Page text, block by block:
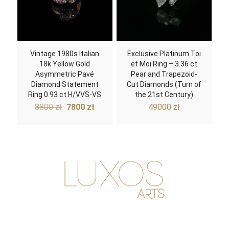
Vintage 1980s Italian
18k Yellow Gold
Asymmetric Pavé
Diamond Statement
Ring 0.93 ct H/VVS-VS
8800zł Original
7800 złCurrent
Exclusive Platinum Toi
et Moi Ring – 3.36 ct
Pear and Trapezoid-
Cut Diamonds (Turn of
the 21st Century)
49000 zł